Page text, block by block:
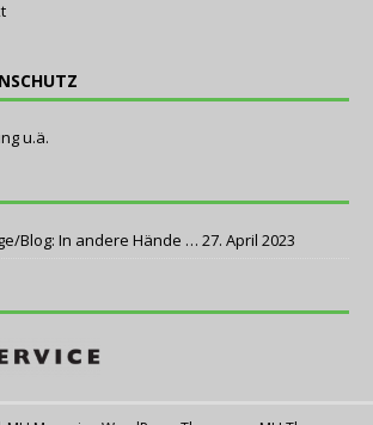
u.ä.
Blog: In andere Hände … 27. April 2023